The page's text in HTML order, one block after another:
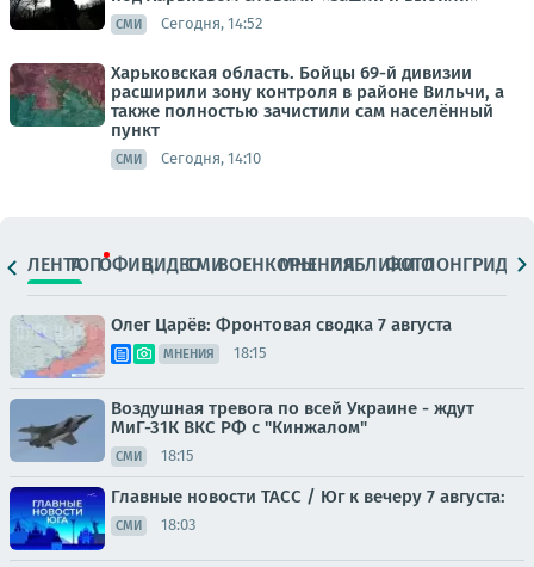
СМИ Сегодня, 14:52
Харьковская область. Бойцы 69-й дивизии
расширили зону контроля в районе Вильчи, а
также полностью зачистили сам населённый
пункт
СМИ Сегодня, 14:10
ЛЕНТАТОПОФИЦ.ВИДЕОСМИВОЕНКОРЫМНЕНИЯПАБЛИКИ
ФОТОЛОНГРИДЫ
Олег Царёв: Фронтовая сводка 7 августа
МНЕНИЯ 18:15
Воздушная тревога по всей Украине - ждут
МиГ-31К ВКС РФ с "Кинжалом"
СМИ 18:15
Главные новости ТАСС / Юг к вечеру 7 августа:
СМИ 18:03